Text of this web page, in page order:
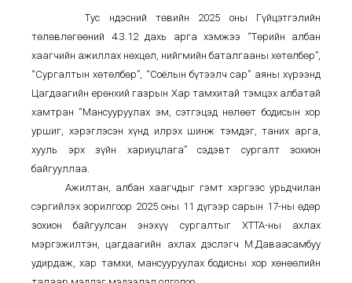
Тус Үндэсний төвийн 2025 оны Гүйцэтгэлийн
төлөвлөгөөний 4.3.12 дахь арга хэмжээ “Төрийн албан
хаагчийн ажиллах нөхцөл, нийгмийн баталгааны хөтөлбөр”,
“Сургалтын хөтөлбөр”, “Соёлын бүтээлч сар” аяны хүрээнд
Цагдаагийн ерөнхий газрын Хар тамхитай тэмцэх албатай
хамтран “Мансууруулах эм, сэтгэцэд нөлөөт бодисын хор
уршиг, хэрэглэсэн хүнд илрэх шинж тэмдэг, таних арга,
хууль эрх зүйн хариуцлага” сэдэвт сургалт зохион
байгууллаа.
Ажилтан, албан хаагчдыг гэмт хэргээс урьдчилан
сэргийлэх зорилгоор 2025 оны 11 дүгээр сарын 17-ны өдөр
зохион байгуулсан энэхүү сургалтыг ХТТА-ны ахлах
мэргэжилтэн, цагдаагийн ахлах дэслэгч М.Даваасамбуу
удирдаж, хар тамхи, мансууруулах бодисны хор хөнөөлийн